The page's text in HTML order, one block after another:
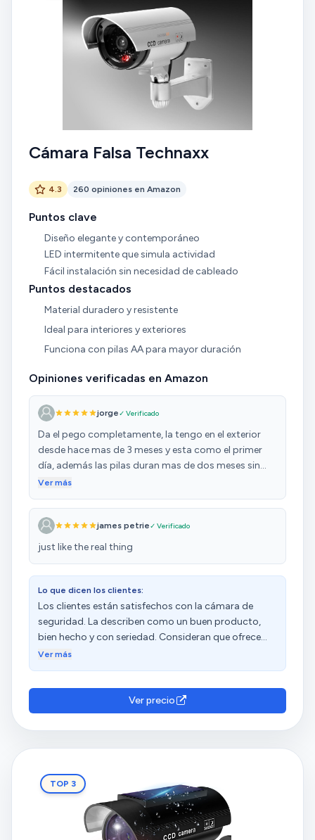
Cámara Falsa Technaxx
4.3 260 opiniones en Amazon
Puntos clave
Diseño elegante y contemporáneo
LED intermitente que simula actividad
Fácil instalación sin necesidad de cableado
Puntos destacados
Material duradero y resistente
Ideal para interiores y exteriores
Funciona con pilas AA para mayor duración
Opiniones verificadas en Amazon
jorge✓ Verificado
Da el pego completamente, la tengo en el exterior
desde hace mas de 3 meses y esta como el primer
día, además las pilas duran mas de dos meses sin
tener que cambiarlas. Sin duda la recomiendo!
Ver más
james petrie✓ Verificado
just like the real thing
Lo que dicen los clientes:
Los clientes están satisfechos con la cámara de
seguridad. La describen como un buen producto,
bien hecho y con seriedad. Consideran que ofrece
una excelente relación calidad-precio y que cumple
Ver más
Ver precio
TOP 3